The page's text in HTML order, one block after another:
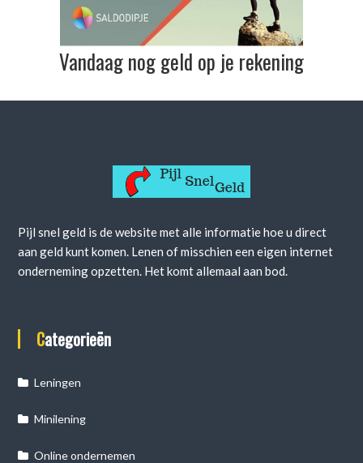
Vandaag nog geld op je rekening
Pijl snel geld is de website met alle informatie hoe u direct
aan geld kunt komen. Lenen of misschien een eigen internet
onderneming opzetten. Het komt allemaal aan bod.
Categorieën
Leningen
Minilening
Online ondernemen